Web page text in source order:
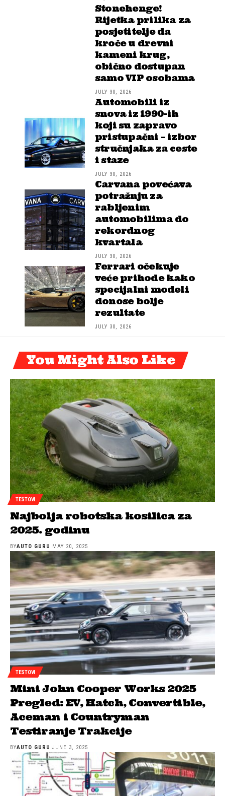
Stonehenge!
Rijetka prilika za
posjetitelje da
kroče u drevni
kameni krug,
obično dostupan
samo VIP osobama
JULY 30, 2026
Automobili iz
snova iz 1990-ih
koji su zapravo
pristupačni – izbor
stručnjaka za ceste
i staze
JULY 30, 2026
Carvana povećava
potražnju za
rabljenim
automobilima do
rekordnog
kvartala
JULY 30, 2026
Ferrari očekuje
veće prihode kako
specijalni modeli
donose bolje
rezultate
JULY 30, 2026
You Might Also Like
TESTOVI
Najbolja robotska kosilica za
2025. godinu
BYAUTO GURU MAY 20, 2025
TESTOVI
Mini John Cooper Works 2025
Pregled: EV, Hatch, Convertible,
Aceman i Countryman
Testiranje Trakcije
BYAUTO GURU JUNE 3, 2025